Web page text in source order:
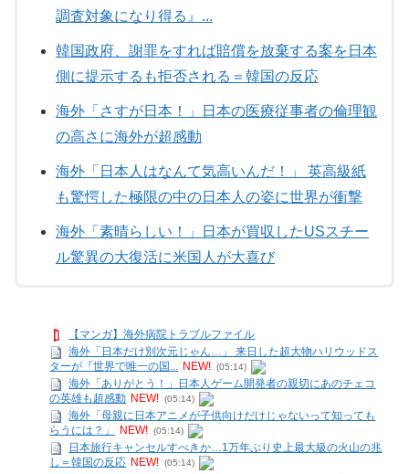
調査対象になり得る』...
韓国政府、謝罪をすれば賠償を放棄する案を日本
側に提示するも拒否される＝韓国の反応
海外「さすが日本！」日本の医療従事者の倫理観
の高さに海外が超感動
海外「日本人はなんて気高いんだ！」 英高級紙
も驚愕した極限の中の日本人の姿に世界が衝撃
海外「素晴らしい！」日本が買収したUSスチー
ル驚異の大復活に米国人が大喜び
【マンガ】海外病院トラブルファイル
海外「日本だけ別次元じゃん…」 来日した超大物ハリウッドス
ターが『世界で唯一の国... NEW! (05:14)
海外「ありがとう！」日本人ゲーム開発者の親切にあのチェコ
の英雄も超感動 NEW! (05:14)
海外「母親に日本アニメが子供向けだけじゃないって知っても
らうには？」
NEW! (05:14)
日本旅行キャンセルすべきか…1万年ぶり史上最大級の火山の兆
し＝韓国の反応 NEW! (05:14)